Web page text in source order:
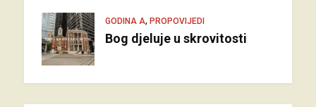
GODINA A, PROPOVIJEDI
Bog djeluje u skrovitosti